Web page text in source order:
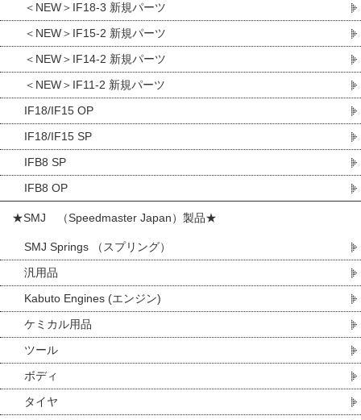
＜NEW＞IF18-3 新規パーツ
＜NEW＞IF15-2 新規パーツ
＜NEW＞IF14-2 新規パーツ
＜NEW＞IF11-2 新規パーツ
IF18/IF15 OP
IF18/IF15 SP
IFB8 SP
IFB8 OP
★SMJ （Speedmaster Japan）製品★
SMJ Springs （スプリング）
汎用品
Kabuto Engines (エンジン)
ケミカル用品
ツール
ボディ
タイヤ